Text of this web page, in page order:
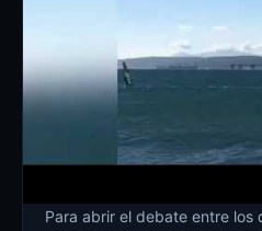
Para abrir el debate entre los